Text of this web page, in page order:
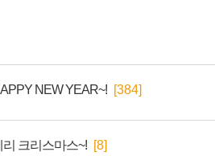
NEW YEAR~! [384]
리 크리스마스~! [8]